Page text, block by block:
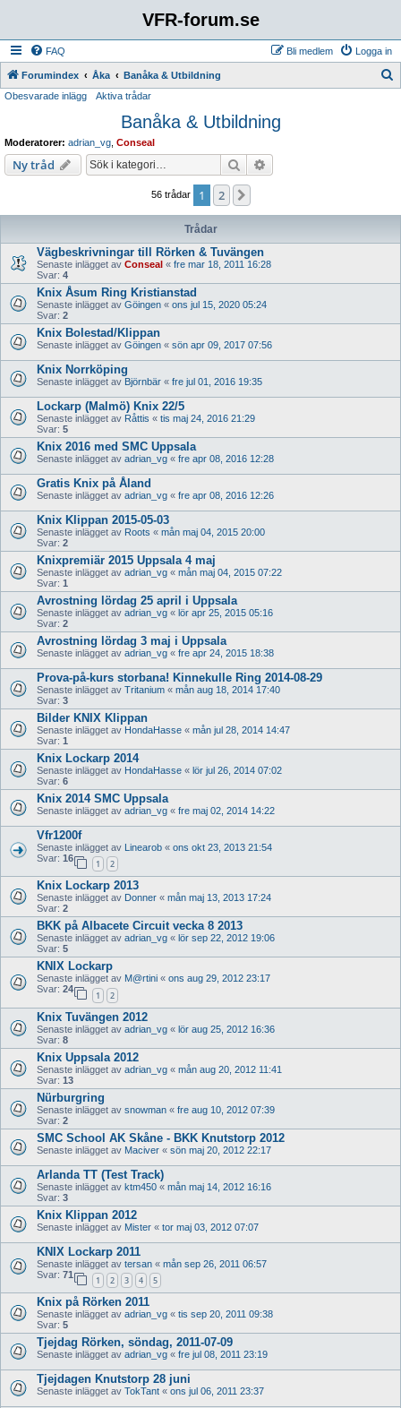
VFR-forum.se
FAQ Logga in
Bli medlem
Forumindex Åka Banåka & Utbildning
Obesvarade inlägg Aktiva trådar
Banåka & Utbildning
Moderatorer: adrian_vg Conseal
Ny tråd Sök
56 trådar 1 2
Trådar
Vägbeskrivningar till Rörken & Tuvängen
Senaste inlägget av Conseal « fre mar 18, 2011 16:28
Svar: 4
Knix Åsum Ring Kristianstad
Senaste inlägget av Göingen « ons jul 15, 2020 05:24
Svar: 2
Knix Bolestad/Klippan
Senaste inlägget av Göingen « sön apr 09, 2017 07:56
Knix Norrköping
Senaste inlägget av Björnbär « fre jul 01, 2016 19:35
Lockarp (Malmö) Knix 22/5
Senaste inlägget av Råttis « tis maj 24, 2016 21:29
Svar: 5
Knix 2016 med SMC Uppsala
Senaste inlägget av adrian_vg « fre apr 08, 2016 12:28
Gratis Knix på Åland
Senaste inlägget av adrian_vg « fre apr 08, 2016 12:26
Knix Klippan 2015-05-03
Senaste inlägget av Roots « mån maj 04, 2015 20:00
Svar: 2
Knixpremiär 2015 Uppsala 4 maj
Senaste inlägget av adrian_vg « mån maj 04, 2015 07:22
Svar: 1
Avrostning lördag 25 april i Uppsala
Senaste inlägget av adrian_vg « lör apr 25, 2015 05:16
Svar: 2
Avrostning lördag 3 maj i Uppsala
Senaste inlägget av adrian_vg « fre apr 24, 2015 18:38
Prova-på-kurs storbana! Kinnekulle Ring 2014-08-29
Senaste inlägget av Tritanium « mån aug 18, 2014 17:40
Svar: 3
Bilder KNIX Klippan
Senaste inlägget av HondaHasse « mån jul 28, 2014 14:47
Svar: 1
Knix Lockarp 2014
Senaste inlägget av HondaHasse « lör jul 26, 2014 07:02
Svar: 6
Knix 2014 SMC Uppsala
Senaste inlägget av adrian_vg « fre maj 02, 2014 14:22
Vfr1200f
Senaste inlägget av Linearob « ons okt 23, 2013 21:54
Svar: 16
1 2
Knix Lockarp 2013
Senaste inlägget av Donner « mån maj 13, 2013 17:24
Svar: 2
BKK på Albacete Circuit vecka 8 2013
Senaste inlägget av adrian_vg « lör sep 22, 2012 19:06
Svar: 5
KNIX Lockarp
Senaste inlägget av M@rtini « ons aug 29, 2012 23:17
Svar: 24
1 2
Knix Tuvängen 2012
Senaste inlägget av adrian_vg « lör aug 25, 2012 16:36
Svar: 8
Knix Uppsala 2012
Senaste inlägget av adrian_vg « mån aug 20, 2012 11:41
Svar: 13
Nürburgring
Senaste inlägget av snowman « fre aug 10, 2012 07:39
Svar: 2
SMC School AK Skåne - BKK Knutstorp 2012
Senaste inlägget av Maciver « sön maj 20, 2012 22:17
Arlanda TT (Test Track)
Senaste inlägget av ktm450 « mån maj 14, 2012 16:16
Svar: 3
Knix Klippan 2012
Senaste inlägget av Mister « tor maj 03, 2012 07:07
KNIX Lockarp 2011
Senaste inlägget av tersan « mån sep 26, 2011 06:57
Svar: 71
1 2 3 4 5
Knix på Rörken 2011
Senaste inlägget av adrian_vg « tis sep 20, 2011 09:38
Svar: 5
Tjejdag Rörken, söndag, 2011-07-09
Senaste inlägget av adrian_vg « fre jul 08, 2011 23:19
Tjejdagen Knutstorp 28 juni
Senaste inlägget av TokTant « ons jul 06, 2011 23:37